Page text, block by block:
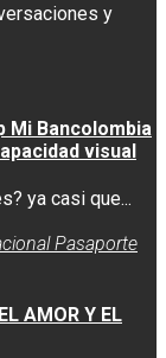
y
Mi Bancolombia
visual
ya casi que...
Pasaporte
AMOR Y EL